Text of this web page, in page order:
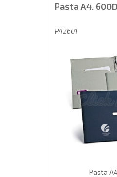
Pasta A4.
PA2601
Pasta